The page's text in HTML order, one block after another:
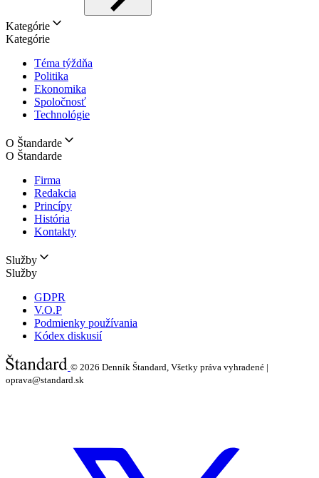
Kategórie
Kategórie
Téma týždňa
Politika
Ekonomika
Spoločnosť
Technológie
O Štandarde
O Štandarde
Firma
Redakcia
Princípy
História
Kontakty
Služby
Služby
GDPR
V.O.P
Podmienky používania
Kódex diskusií
© 2026 Denník Štandard, Všetky práva vyhradené |
oprava@standard.sk